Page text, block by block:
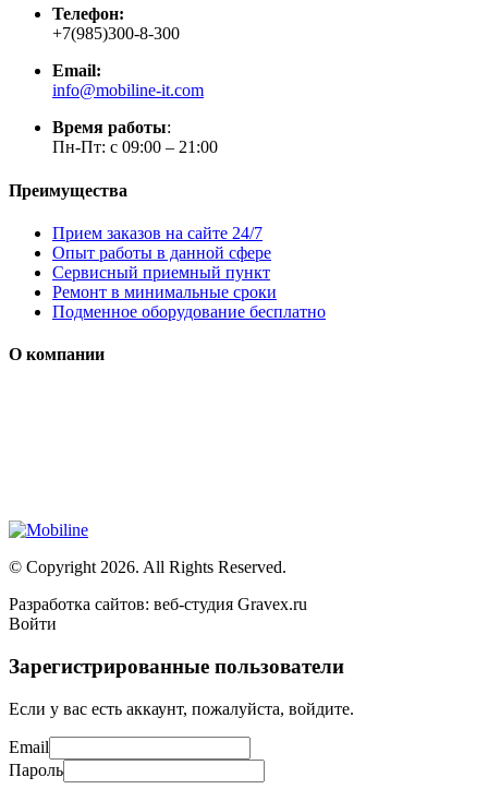
Телефон:
+7(985)300-8-300
Email:
info@mobiline-it.com
Время работы:
Пн-Пт: с 09:00 – 21:00
Преимущества
Прием заказов на сайте 24/7
Опыт работы в данной сфере
Сервисный приемный пункт
Ремонт в минимальные сроки
Подменное оборудование бесплатно
О компании
© Copyright 2026. All Rights Reserved.
Разработка сайтов: веб-студия Gravex.ru
Войти
Зарегистрированные пользователи
Если у вас есть аккаунт, пожалуйста, войдите.
Email
Пароль